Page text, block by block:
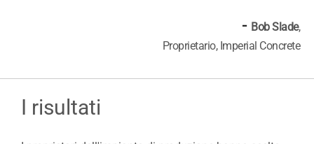
- Bob Slade,
Proprietario, Imperial Concrete
I risultati